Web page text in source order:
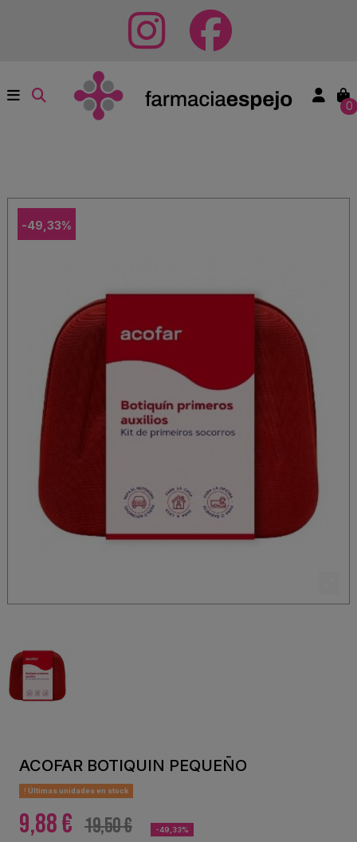
0
-49,33%
ACOFAR BOTIQUIN PEQUEÑO
Últimas unidades en stock
9,88 € 19,50 € -49,33%